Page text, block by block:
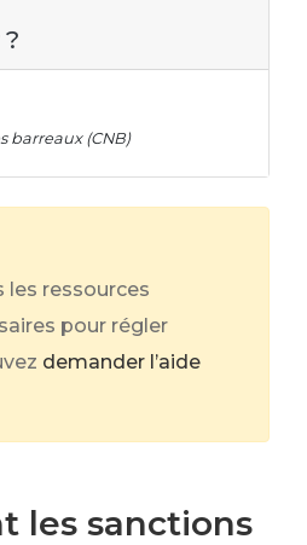
barreaux (CNB)
les ressources
pour régler
demander l’aide
les sanctions